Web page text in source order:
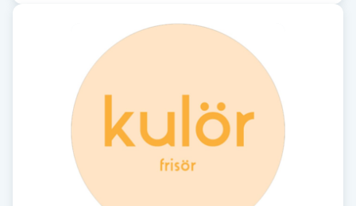
Gellack med förstärkning
Gravidmassage